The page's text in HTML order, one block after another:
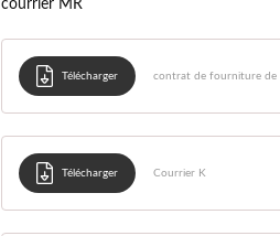
courrier MR
Télécharger contrat de fourniture de
Télécharger Courrier K